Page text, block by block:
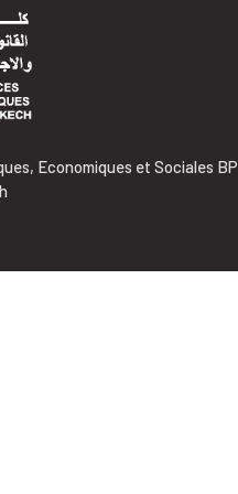
Economiques et Sociales BP